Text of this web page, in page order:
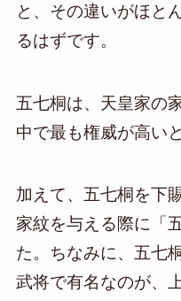
と、その違いがほと
るはずです。
五七桐は、天皇家の
中で最も権威が高い
加えて、五七桐を下
家紋を与える際に「
た。ちなみに、五七
武将で有名なのが、